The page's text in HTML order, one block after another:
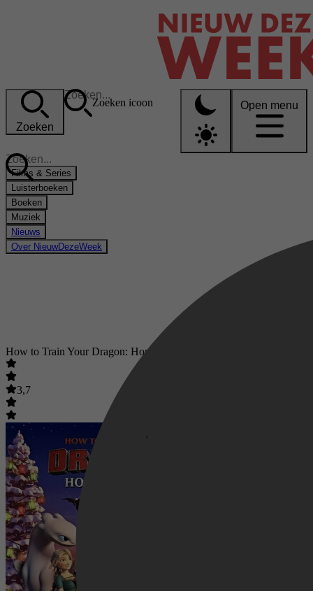
Zoeken
Zoeken icoon Open menu
Films & Series
Luisterboeken
Boeken
Muziek
Nieuws
Over NieuwDezeWeek
How to Train Your Dragon: Homecoming
3,7